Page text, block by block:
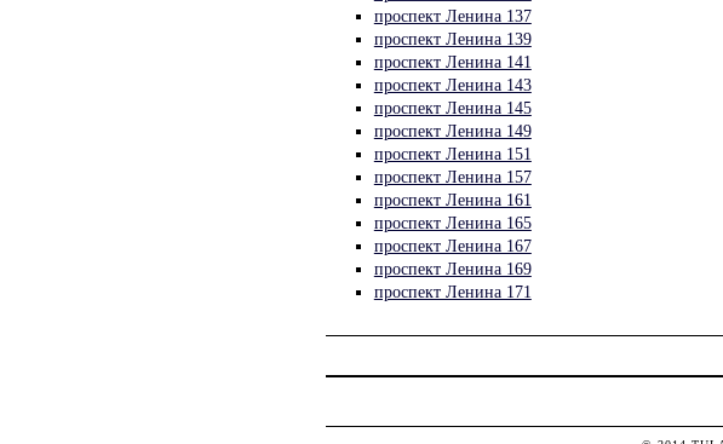
проспект Ленина 137
проспект Ленина 139
проспект Ленина 141
проспект Ленина 143
проспект Ленина 145
проспект Ленина 149
проспект Ленина 151
проспект Ленина 157
проспект Ленина 161
проспект Ленина 165
проспект Ленина 167
проспект Ленина 169
проспект Ленина 171